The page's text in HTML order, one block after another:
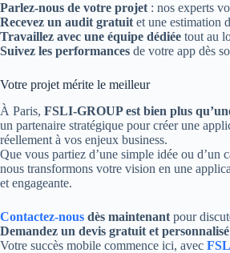
Parlez-nous de votre projet : nos experts
Recevez un audit gratuit et une estimation
Travaillez avec une équipe dédiée tout au
Suivez les performances de votre app dès
Votre projet mérite le meilleur
À Paris, FSLI-GROUP est bien plus
un partenaire stratégique pour créer une
réellement à vos enjeux business.
Que vous partiez d’une simple idée ou d’un
nous transformons votre vision en une
et engageante.
Contactez-nous dès maintenant pour
Demandez un devis gratuit et personnalisé
Votre succès mobile commence ici, avec